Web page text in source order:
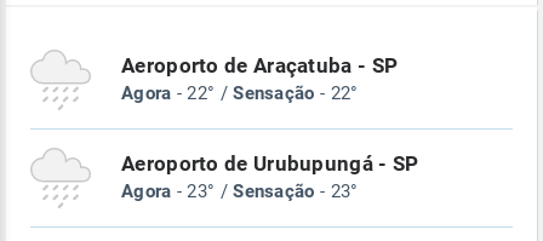
Aeroporto de Araçatuba - SP
Agora - 22° /Sensação - 22°
Aeroporto de Urubupungá - SP
Agora - 23° /Sensação - 23°